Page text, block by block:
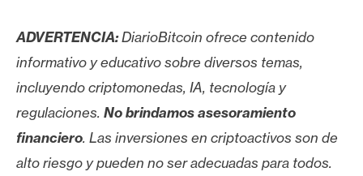
ADVERTENCIA:DiarioBitcoin ofrece contenido
informativo y educativo sobre diversos temas,
incluyendo criptomonedas, IA, tecnología y
regulaciones. No brindamos asesoramiento
financiero. Las inversiones en criptoactivos son de
alto riesgo y pueden no ser adecuadas para todos.